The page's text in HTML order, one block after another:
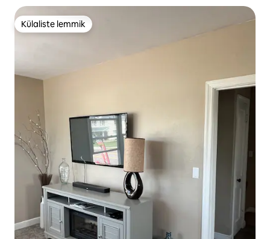
Külaliste lemmik
Külaliste lemmik